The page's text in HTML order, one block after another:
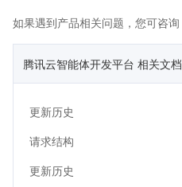
如果遇到产品相关问题，您可咨询
腾讯云智能体开发平台 相关文档
更新历史
请求结构
更新历史